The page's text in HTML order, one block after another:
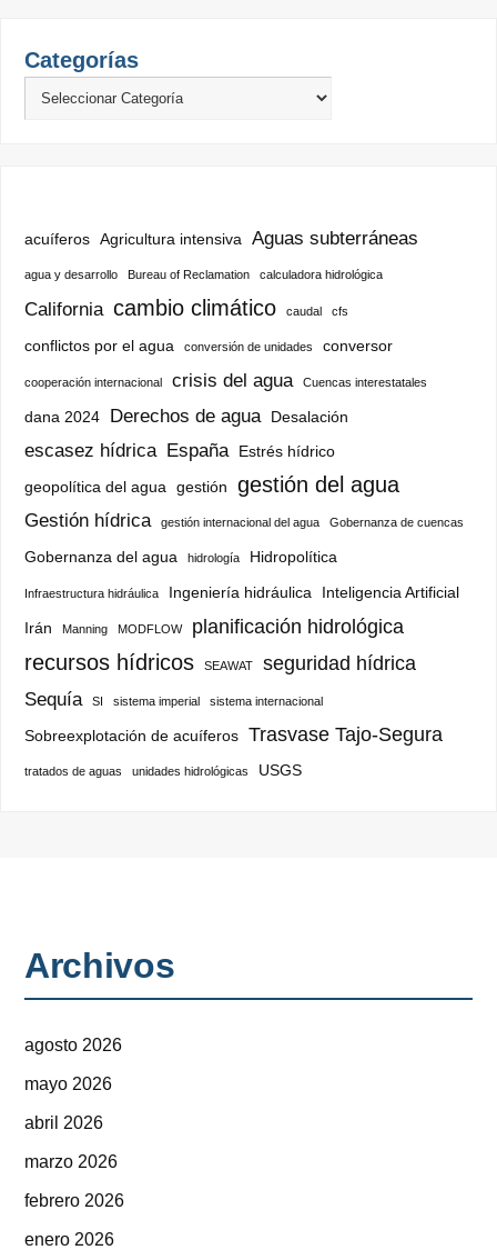
Categorías
acuíferos Agricultura intensiva Aguas subterráneas
agua y desarrollo Bureau of Reclamation calculadora hidrológica
California cambio climático caudal cfs
conflictos por el agua conversión de unidades conversor
cooperación internacional crisis del agua Cuencas interestatales
dana 2024 Derechos de agua Desalación
escasez hídrica España
Estrés hídrico
geopolítica del agua gestión gestión del agua
Gestión hídrica gestión internacional del agua Gobernanza de cuencas
Gobernanza del agua hidrología Hidropolítica
Infraestructura hidráulica Ingeniería hidráulica
Inteligencia Artificial
Irán
Manning MODFLOW planificación hidrológica
recursos hídricos SEAWAT seguridad hídrica
Sequía SI sistema imperial sistema internacional
Sobreexplotación de acuíferos Trasvase Tajo-Segura
tratados de aguas unidades hidrológicas USGS
Archivos
agosto 2026
mayo 2026
abril 2026
marzo 2026
febrero 2026
enero 2026